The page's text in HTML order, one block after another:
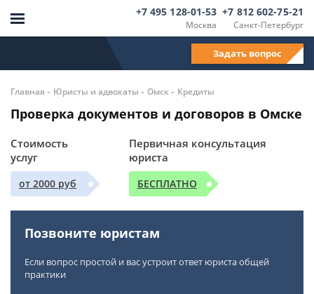
Москва
+7 495 128-01-53
Санкт-Петербург
+7 812 602-75-21
Задать вопрос
Главная - Юристы и адвокаты - Омск- Кредиты
Проверка документов и договоров в Омске
Стоимость
услуг
от 2000 руб
Первичная консультация
юриста
БЕСПЛАТНО
Позвоните юристам
Если вопрос простой и вас устроит ответ юриста общей
практики